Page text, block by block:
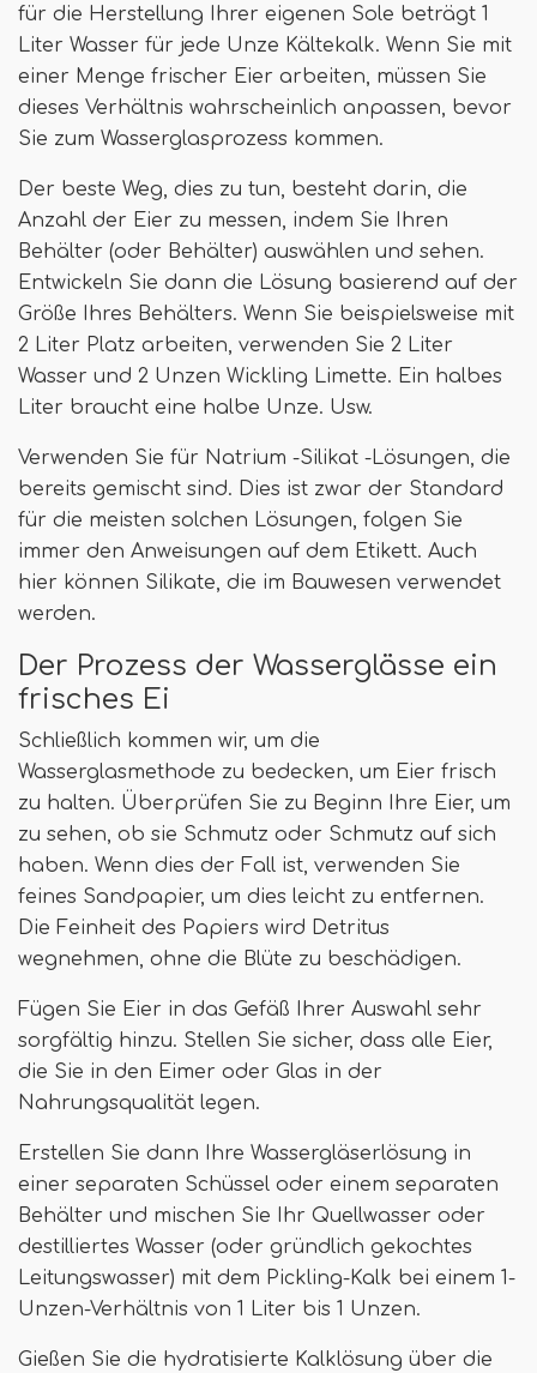
für die Herstellung Ihrer eigenen Sole beträgt 1
Liter Wasser für jede Unze Kältekalk. Wenn Sie mit
einer Menge frischer Eier arbeiten, müssen Sie
dieses Verhältnis wahrscheinlich anpassen, bevor
Sie zum Wasserglasprozess kommen.
Der beste Weg, dies zu tun, besteht darin, die
Anzahl der Eier zu messen, indem Sie Ihren
Behälter (oder Behälter) auswählen und sehen.
Entwickeln Sie dann die Lösung basierend auf der
Größe Ihres Behälters. Wenn Sie beispielsweise mit
2 Liter Platz arbeiten, verwenden Sie 2 Liter
Wasser und 2 Unzen Wickling Limette. Ein halbes
Liter braucht eine halbe Unze. Usw.
Verwenden Sie für Natrium -Silikat -Lösungen, die
bereits gemischt sind. Dies ist zwar der Standard
für die meisten solchen Lösungen, folgen Sie
immer den Anweisungen auf dem Etikett. Auch
hier können Silikate, die im Bauwesen verwendet
werden.
Der Prozess der Wasserglässe ein
frisches Ei
Schließlich kommen wir, um die
Wasserglasmethode zu bedecken, um Eier frisch
zu halten. Überprüfen Sie zu Beginn Ihre Eier, um
zu sehen, ob sie Schmutz oder Schmutz auf sich
haben. Wenn dies der Fall ist, verwenden Sie
feines Sandpapier, um dies leicht zu entfernen.
Die Feinheit des Papiers wird Detritus
wegnehmen, ohne die Blüte zu beschädigen.
Fügen Sie Eier in das Gefäß Ihrer Auswahl sehr
sorgfältig hinzu. Stellen Sie sicher, dass alle Eier,
die Sie in den Eimer oder Glas in der
Nahrungsqualität legen.
Erstellen Sie dann Ihre Wassergläserlösung in
einer separaten Schüssel oder einem separaten
Behälter und mischen Sie Ihr Quellwasser oder
destilliertes Wasser (oder gründlich gekochtes
Leitungswasser) mit dem Pickling-Kalk bei einem 1-
Unzen-Verhältnis von 1 Liter bis 1 Unzen.
Gießen Sie die hydratisierte Kalklösung über die